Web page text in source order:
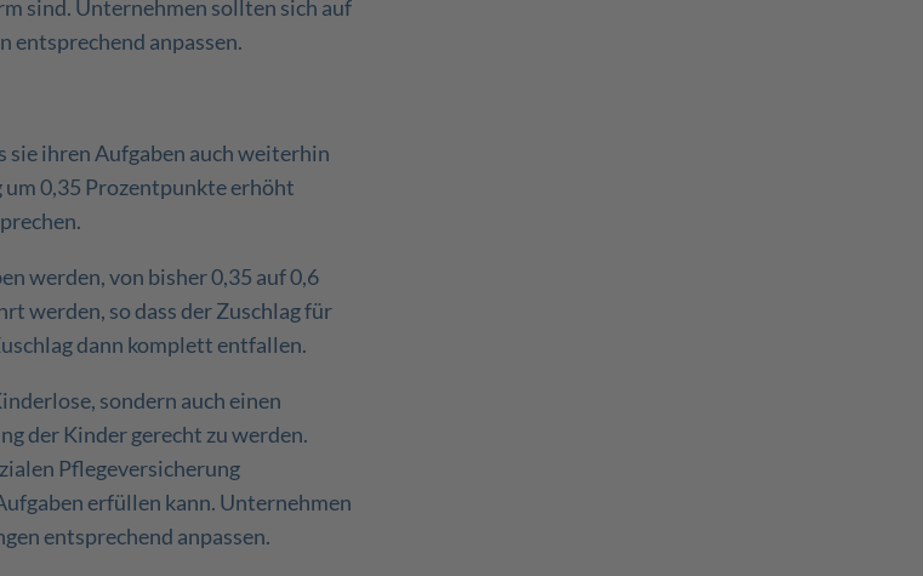
sind. Unternehmen sollten sich auf
entsprechend anpassen.
sie ihren Aufgaben auch weiterhin
0,35 Prozentpunkte erhöht
werden, von bisher 0,35 auf 0,6
werden, so dass der Zuschlag für
dann komplett entfallen.
sondern auch einen
der Kinder gerecht zu werden.
Pflegeversicherung
erfüllen kann. Unternehmen
entsprechend anpassen.